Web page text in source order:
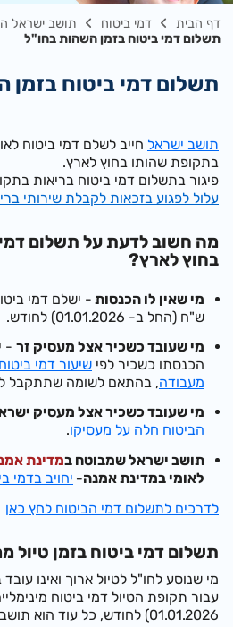
דף הבית דמי ביטוח
תושב ישראל
תשלום דמי ביטוח בזמן השהות בחו"ל
תשלום דמי ביטוח בזמן
תושב ישראלחייב לשלם דמי ביטוח
בתקופת שהותו בחוץ לארץ.
פיגור בתשלום דמי ביטוח בריאות
עלול לפגוע בזכאות לקבלת שירותי
מה חשוב לדעת על תשלום דמי
בחוץ לארץ?
מי שאין לו הכנסות- ישלם דמי ביטוח
ש"ח (החל ב- 01.01.2026)
לחודש.
מי שעובד כשכיר אצל מעסיק זר-
הכנסתו כשכיר לפישיעור דמי
מעבודה, בהתאם לשומה שתתקבל
מי שעובד כשכיר אצל מעסיק
הביטוח חלה על מעסיקו.
תושב ישראל שמבוטח במדינת אמנה
לאומי במדינת אמנה-יחויב בדמי
לדרכים לתשלום דמי הביטוח לחץ כאן
תשלום דמי ביטוח בזמן טיול
מי שנוסע לחו"ל לטיול ארוך ואינו
עבור תקופת הטיולדמי ביטוח
01.01.2026) לחודש, כל עוד הוא תושב